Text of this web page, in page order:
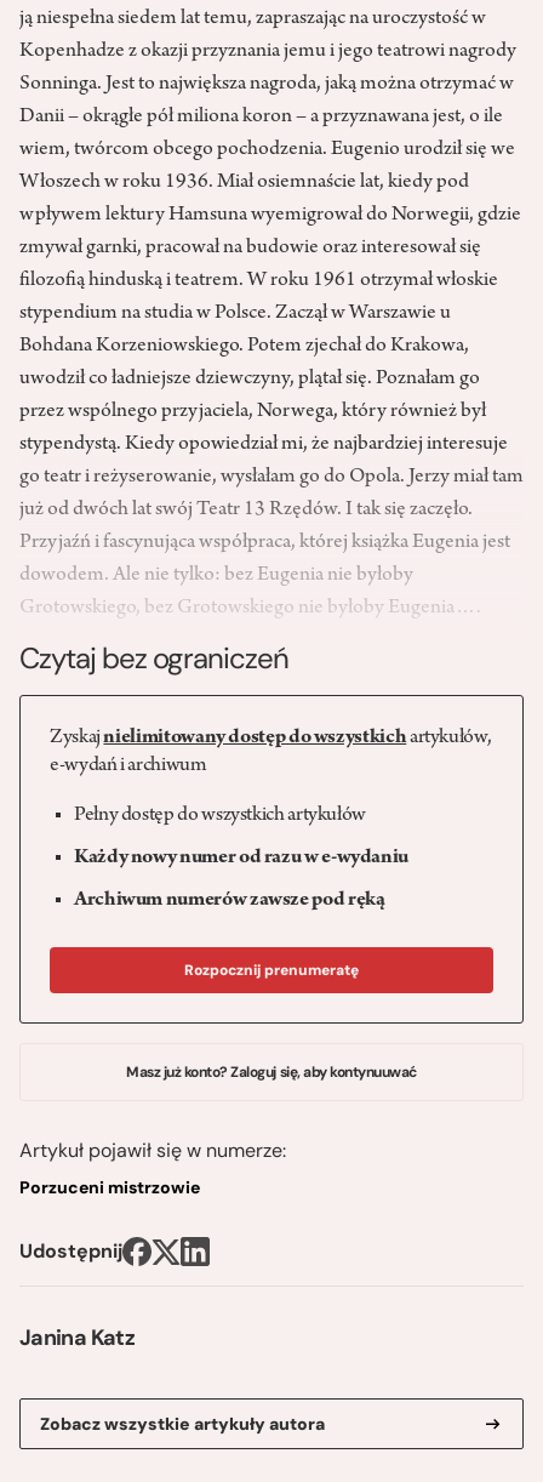
Janina Katz
Zobacz wszystkie artykuły autora
ją niespełna siedem lat temu, zapraszając na uroczystość w
Kopenhadze z okazji przyznania jemu i jego teatrowi nagrody
Sonninga. Jest to największa nagroda, jaką można otrzymać w
Danii – okrągłe pół miliona koron – a przyznawana jest, o ile
wiem, twórcom obcego pochodzenia. Eugenio urodził się we
Włoszech w roku 1936. Miał osiemnaście lat, kiedy pod
wpływem lektury Hamsuna wyemigrował do Norwegii, gdzie
zmywał garnki, pracował na budowie oraz interesował się
filozofią hinduską i teatrem. W roku 1961 otrzymał włoskie
stypendium na studia w Polsce. Zaczął w Warszawie u
Bohdana Korzeniowskiego. Potem zjechał do Krakowa,
uwodził co ładniejsze dziewczyny, plątał się. Poznałam go
przez wspólnego przyjaciela, Norwega, który również był
stypendystą. Kiedy opowiedział mi, że najbardziej interesuje
go teatr i reżyserowanie, wysłałam go do Opola. Jerzy miał tam
już od dwóch lat swój Teatr 13 Rzędów. I tak się zaczęło.
Przyjaźń i fascynująca współpraca, której książka Eugenia jest
dowodem. Ale nie tylko: bez Eugenia nie byłoby
Grotowskiego, bez Grotowskiego nie byłoby Eugenia….
Czytaj bez ograniczeń
Zyskajnielimitowany dostęp do wszystkichartykułów,
e-wydań i archiwum
Pełny dostęp do wszystkich artykułów
Każdy nowy numer od razu w e-wydaniu
Archiwum numerów zawsze pod ręką
Rozpocznij prenumeratę
Masz już konto? Zaloguj się, aby kontynuuwać
Artykuł pojawił się w numerze:
Porzuceni mistrzowie
Udostępnij